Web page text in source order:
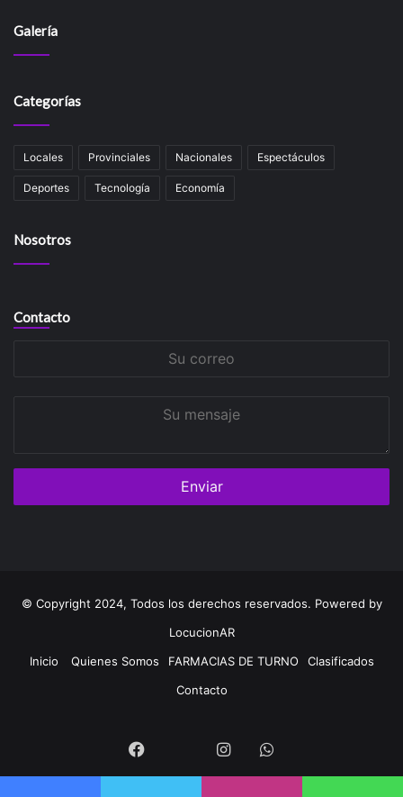
Galería
Categorías
Locales Provinciales Nacionales Espectáculos
Deportes Tecnología Economía
Nosotros
Contacto
© Copyright 2024, Todos los derechos reservados. Powered by
LocucionAR
Inicio
Quienes Somos FARMACIAS DE TURNO
Clasificados
Contacto
Facebook InstagramWhatsapp